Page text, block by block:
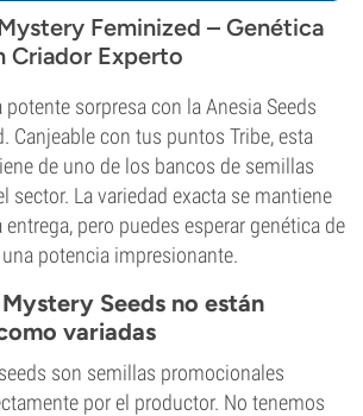
Feminized – Genética
Criador Experto
potente sorpresa con la Anesia Seeds
Canjeable con tus puntos Tribe, esta
de uno de los bancos de semillas
sector. La variedad exacta se mantiene
pero puedes esperar genética de
potencia impresionante.
Seeds no están
variadas
son semillas promocionales
por el productor. No tenemos